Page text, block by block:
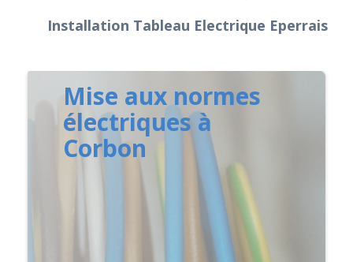
Installation Tableau Electrique Eperrais
Mise aux normes
électriques à
Corbon